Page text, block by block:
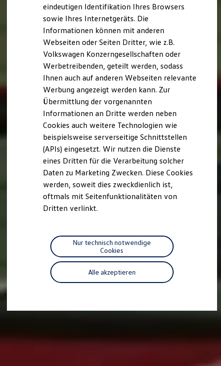
Lifestyle Shop
T-Roc Kollektion
Golf Kollektion
Volkswagen Kollektion
R-Kollektion
GTI Kollektion
Fußball Drop
we drive football
#wedriveproud
Besitzer und Service
myVolkswagen
Software Updates
Service und Ersatzteile
Inspektion und HU/AU
Reparaturen und Checks
Motorenöl und Flüssigkeiten
Räder und Reifen
Pannen- und Unfallhilfe
Economy Service
Volkswagen Teile
Zubehör
Modellspezifisches Zubehör
Individualisieren
Wallbox und Ladekabel
Digitale Extras
Dienste für Ihr Modell finden
Volkswagen Apps, Login und Shop
Handy und Fahrzeug verbinden
Vorgängermodelle
Warn- und Kontrollleuchten
eindeutigen Identifikation Ihres Browsers
sowie Ihres Internetgeräts. Die
Informationen können mit anderen
Webseiten oder Seiten Dritter, wie z.B.
Volkswagen Konzerngesellschaften oder
Werbetreibenden, geteilt werden, sodass
Ihnen auch auf anderen Webseiten relevante
Werbung angezeigt werden kann. Zur
Übermittlung der vorgenannten
Informationen an Dritte werden neben
Cookies auch weitere Technologien wie
beispielsweise serverseitige Schnittstellen
(APIs) eingesetzt. Wir nutzen die Dienste
eines Dritten für die Verarbeitung solcher
Daten zu Marketing Zwecken. Diese Cookies
werden, soweit dies zweckdienlich ist,
oftmals mit Seitenfunktionalitäten von
Dritten verlinkt.
Alle akzeptieren
Nur technisch notwendige
Cookies